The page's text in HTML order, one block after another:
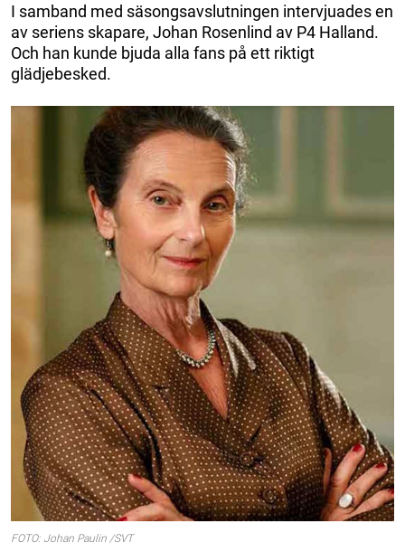
I samband med säsongsavslutningen intervjuades en
av seriens skapare, Johan Rosenlind av P4 Halland.
Och han kunde bjuda alla fans på ett riktigt
glädjebesked.
FOTO: Johan Paulin /SVT